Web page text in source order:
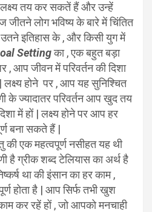
लक्ष्य तय कर सकतें हैं और उन्हें
लोग भविष्य के बारे में चिंतित
इतिहास के , और किसी युग में
Settingका , एक बहुत बड़ा
, आप जीवन में परिवर्तन की दिशा
होने पर , आप यह सुनिश्चित
के ज्यादातर परिवर्तन आप खुद तय
में हों | लक्ष्य होने पर आप हर
बना सकते हैं |
की एक महत्वपूर्ण नसीहत यह थी
है ग्रीक शब्द टेलियास का अर्थ है
था की इंसान का हर काम ,
होता है | आप सिर्फ तभी खुश
कर रहें हों , जो आपको मनचाही